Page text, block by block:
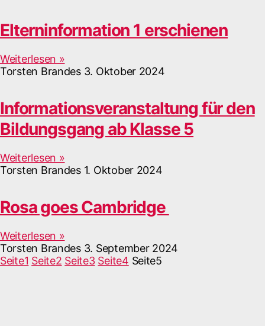
Elterninformation 1 erschienen
Weiterlesen »
Torsten Brandes 3. Oktober 2024
Informationsveranstaltung für den
Bildungsgang ab Klasse 5
Weiterlesen »
Torsten Brandes 1. Oktober 2024
Rosa goes Cambridge
Weiterlesen »
Torsten Brandes 3. September 2024
Seite1 Seite2 Seite3 Seite4 Seite5